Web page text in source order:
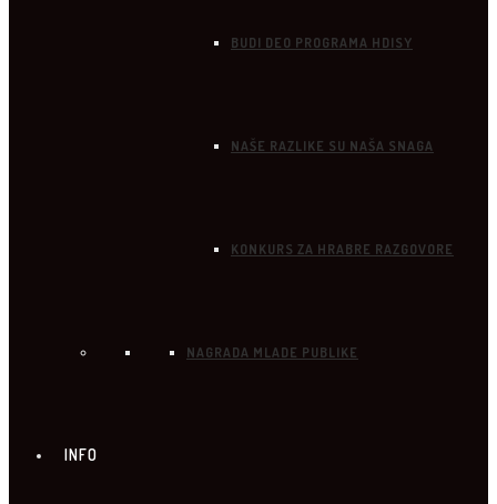
BUDI DEO PROGRAMA HDISY
NAŠE RAZLIKE SU NAŠA SNAGA
KONKURS ZA HRABRE RAZGOVORE
NAGRADA MLADE PUBLIKE
INFO